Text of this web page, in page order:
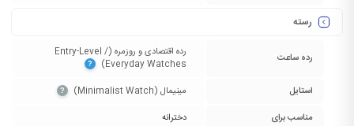
رسته
رده ساعت
رده اقتصادی و روزمره (Entry-Level /
Everyday Watches)‏
?
استایل مینیمال (Minimalist Watch)‏ ?
مناسب برای دخترانه